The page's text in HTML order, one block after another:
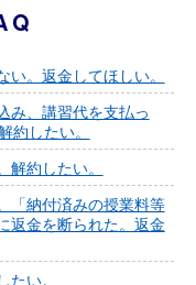
い。返金してほしい。
み、講習代を支払っ
約したい。
解約したい。
「納付済みの授業料等
返金を断られた。返金
い。